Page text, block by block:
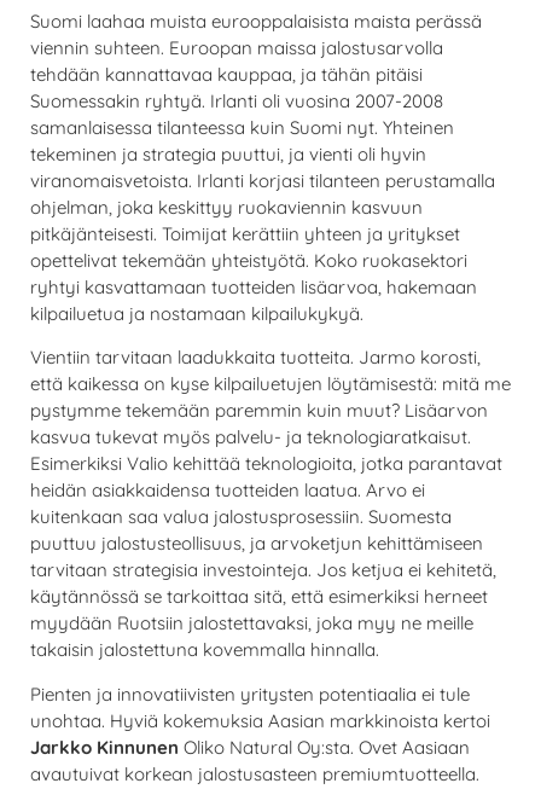
Suomi laahaa muista eurooppalaisista maista perässä
viennin suhteen. Euroopan maissa jalostusarvolla
tehdään kannattavaa kauppaa, ja tähän pitäisi
Suomessakin ryhtyä. Irlanti oli vuosina 2007-2008
samanlaisessa tilanteessa kuin Suomi nyt. Yhteinen
tekeminen ja strategia puuttui, ja vienti oli hyvin
viranomaisvetoista. Irlanti korjasi tilanteen perustamalla
ohjelman, joka keskittyy ruokaviennin kasvuun
pitkäjänteisesti. Toimijat kerättiin yhteen ja yritykset
opettelivat tekemään yhteistyötä. Koko ruokasektori
ryhtyi kasvattamaan tuotteiden lisäarvoa, hakemaan
kilpailuetua ja nostamaan kilpailukykyä.
Vientiin tarvitaan laadukkaita tuotteita. Jarmo korosti,
että kaikessa on kyse kilpailuetujen löytämisestä: mitä me
pystymme tekemään paremmin kuin muut? Lisäarvon
kasvua tukevat myös palvelu- ja teknologiaratkaisut.
Esimerkiksi Valio kehittää teknologioita, jotka parantavat
heidän asiakkaidensa tuotteiden laatua. Arvo ei
kuitenkaan saa valua jalostusprosessiin. Suomesta
puuttuu jalostusteollisuus, ja arvoketjun kehittämiseen
tarvitaan strategisia investointeja. Jos ketjua ei kehitetä,
käytännössä se tarkoittaa sitä, että esimerkiksi herneet
myydään Ruotsiin jalostettavaksi, joka myy ne meille
takaisin jalostettuna kovemmalla hinnalla.
Pienten ja innovatiivisten yritysten potentiaalia ei tule
unohtaa. Hyviä kokemuksia Aasian markkinoista kertoi
Jarkko Kinnunen Oliko Natural Oy:sta. Ovet Aasiaan
avautuivat korkean jalostusasteen premiumtuotteella.